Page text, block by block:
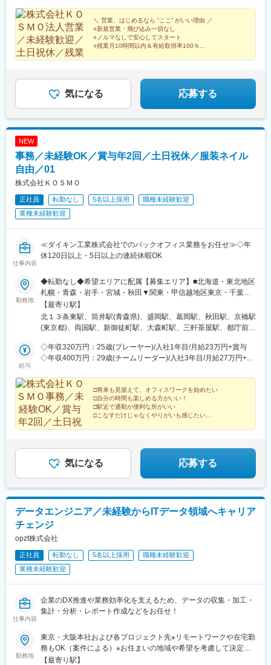
庁前駅(兵庫県)、立町駅、日赤病院前駅、西川緑道公園駅、花園駅
(香川県)、葛島橋東詰駅、櫛田神社前駅、香椎宮前駅、天神駅、純
心学園前駅、宇宿一丁目駅
内完全禁煙
知県)、久居駅、静岡駅、浜松駅、草津駅(滋賀県)、西大路駅、富
木駅、天満駅、心斎橋駅、江坂駅、星ケ丘駅(大阪府)、中埠頭駅、
亀山駅(兵庫県)、大和小泉駅、西金沢駅、南富山駅、六条駅、天神
川駅、北長瀬駅、東山公園駅(鳥取県)、東福山駅、新山口駅、阿波
富田駅、伏石駅、福音寺駅、薊野駅、西小倉駅、酒殿駅、田代
駅、北１８条駅、東京駅、両国駅(都営線)、稲荷町駅(東京都)、平
和島駅、西太子堂駅、木場駅(東京都)、桜台駅(東京都)、府中競馬
正門前駅、新八柱駅、東宿郷駅、西新宿駅、鳳駅、扇町駅(大阪
府)、大阪難波駅、宮之阪駅、上塩屋駅、赤嶺駅、北１２条駅、銀
座一丁目駅、浅草橋駅、仲御徒町駅、梅屋敷駅(東京都)、みのり台
＼ 営業、はじめるなら “ここ” がいい理由 ／
○新規営業・飛び込み一切なし
○ノルマなしで安心してスタート
○残業月10時間以内＆有給取得率100％
○数字はもちろん、姿勢もしっかり評価
気になる 応募する
NEW
事務／未経験OK／賞与年2回／土日祝休／服装ネイル
自由／01
株式会社ＫＯＳＭＯ
正社員 転勤なし 5名以上採用
職種未経験歓迎
業種未経験歓迎
仕事内容
≪ダイキン工業株式会社でのバックオフィス業務をお任せ≫◇年
休120日以上・5日以上の連続休暇OK
勤務地
◆転勤なし◆希望エリアに配属【募集エリア】■北海道・東北地区
札幌・青森・岩手・宮城・秋田▼関東・甲信越地区東京・千葉・
神奈川・栃木・群馬・埼玉・長野・新潟▼東海地区岐阜・愛知・
静岡▼近畿・北陸地区京都・大阪・兵庫・奈良・石川・福井▼中
国・四国地区岡山・鳥取・山口・徳島・香川・愛媛・高知▼九
細・交通】◇大阪本社大阪メトロ御堂筋線「心斎橋駅」より徒歩4
分 ◇東京支社JR線「新宿駅」より徒歩12分都営大江戸線「都庁前
【最寄り駅】
北１３条東駅、筒井駅(青森県)、盛岡駅、葛岡駅、秋田駅、京橋駅
(東京都)、両国駅、新御徒町駅、大森町駅、三軒茶屋駅、都庁前
(群馬県)、獨協大学前駅、川越駅、大庭駅、新潟駅、笠松駅、東海
通駅、若林駅(愛知県)、静岡駅、浜松駅、西大路駅、富木駅、天満
庫県)、大和小泉駅、西金沢駅、六条駅、北長瀬駅、東山公園駅(鳥
取県)、東福山駅、新山口駅、阿波富田駅、伏石駅、福音寺駅、薊
野駅、西小倉駅、酒殿駅、田代駅、現川駅、平成駅、鶴崎駅、宮
崎空港駅(鉄道)、笹貫駅、北１８条駅、東京駅、両国駅(都営線)、
稲荷町駅(東京都)、平和島駅、西太子堂駅、西新宿駅、桜台駅(東
大阪難波駅、宮之阪駅、上塩屋駅、北１２条駅、銀座一丁目駅、
浅草橋駅、仲御徒町駅、梅屋敷駅(東京都)、新宿駅、みのり台駅、
天神橋筋六丁目駅、四ツ橋駅
給与
◇年収320万円：25歳(プレーヤー)/入社1年目/月給23万円+賞与
◇年収400万円：29歳(チームリーダー)/入社3年目/月給27万円+賞
□将来も見据えて、オフィスワークを始めたい
□自分の時間も楽しめる方がいい！
□駅近で通勤が便利な所がいい
□こなすだけじゃなくやりがいも感じたい
少し先も見据えて、安定的に働きたいそこのあなた！
気になる 応募する
データエンジニア／未経験からITデータ領域へキャリア
チェンジ
opzt株式会社
正社員 転勤なし 5名以上採用
職種未経験歓迎
業種未経験歓迎
仕事内容
企業のDX推進や業務効率化を支えるため、データの収集・加工・
集計・分析・レポート作成などをお任せ！
勤務地
東京・大阪本社および各プロジェクト先※リモートワークや在宅勤
務もOK（案件による）※お住まいの地域や希望を考慮して決定し
ます。※転居を伴う転勤はありません。■東京オフィス：東京都渋
【最寄り駅】